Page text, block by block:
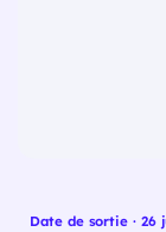
Date de sortie · 26